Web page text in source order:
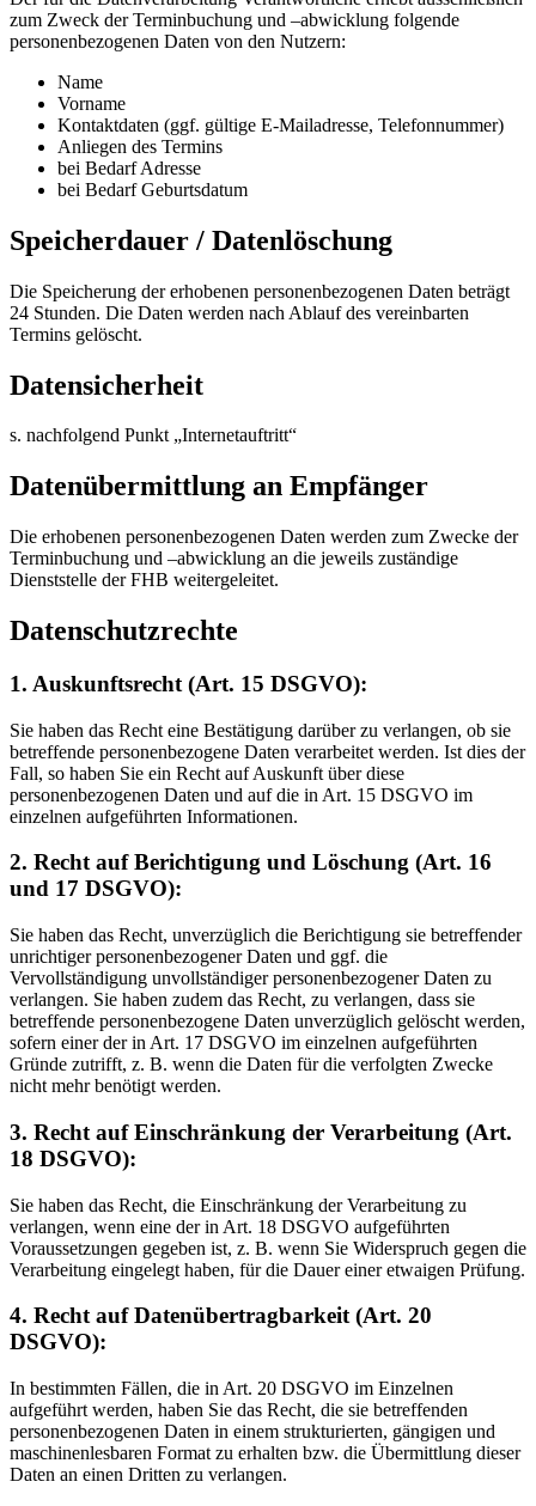
zum Zweck der Terminbuchung und –abwicklung folgende
personenbezogenen Daten von den Nutzern:
Name
Vorname
Kontaktdaten (ggf. gültige E-Mailadresse, Telefonnummer)
Anliegen des Termins
bei Bedarf Adresse
bei Bedarf Geburtsdatum
Speicherdauer / Datenlöschung
Die Speicherung der erhobenen personenbezogenen Daten beträgt
24 Stunden. Die Daten werden nach Ablauf des vereinbarten
Termins gelöscht.
Datensicherheit
s. nachfolgend Punkt „Internetauftritt“
Datenübermittlung an Empfänger
Die erhobenen personenbezogenen Daten werden zum Zwecke der
Terminbuchung und –abwicklung an die jeweils zuständige
Dienststelle der FHB weitergeleitet.
Datenschutzrechte
1. Auskunftsrecht (Art. 15 DSGVO):
Sie haben das Recht eine Bestätigung darüber zu verlangen, ob sie
betreffende personenbezogene Daten verarbeitet werden. Ist dies der
Fall, so haben Sie ein Recht auf Auskunft über diese
personenbezogenen Daten und auf die in Art. 15 DSGVO im
einzelnen aufgeführten Informationen.
2. Recht auf Berichtigung und Löschung (Art. 16
und 17 DSGVO):
Sie haben das Recht, unverzüglich die Berichtigung sie betreffender
unrichtiger personenbezogener Daten und ggf. die
Vervollständigung unvollständiger personenbezogener Daten zu
verlangen. Sie haben zudem das Recht, zu verlangen, dass sie
betreffende personenbezogene Daten unverzüglich gelöscht werden,
sofern einer der in Art. 17 DSGVO im einzelnen aufgeführten
Gründe zutrifft, z. B. wenn die Daten für die verfolgten Zwecke
nicht mehr benötigt werden.
3. Recht auf Einschränkung der Verarbeitung (Art.
18 DSGVO):
Sie haben das Recht, die Einschränkung der Verarbeitung zu
verlangen, wenn eine der in Art. 18 DSGVO aufgeführten
Voraussetzungen gegeben ist, z. B. wenn Sie Widerspruch gegen die
Verarbeitung eingelegt haben, für die Dauer einer etwaigen Prüfung.
4. Recht auf Datenübertragbarkeit (Art. 20
DSGVO):
In bestimmten Fällen, die in Art. 20 DSGVO im Einzelnen
aufgeführt werden, haben Sie das Recht, die sie betreffenden
personenbezogenen Daten in einem strukturierten, gängigen und
maschinenlesbaren Format zu erhalten bzw. die Übermittlung dieser
Daten an einen Dritten zu verlangen.